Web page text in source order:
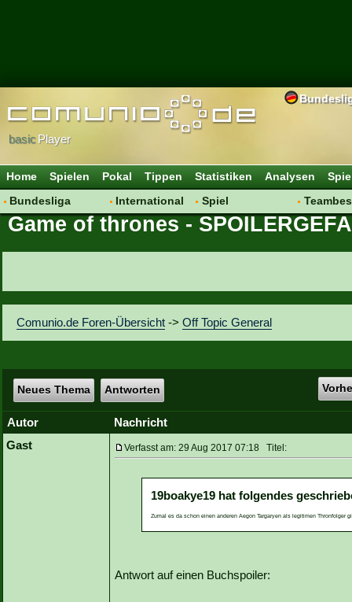
basicPlayer
Home Spielen Pokal Tippen Statistiken Analysen
Bundesliga
Hot News
Vereinsfragen
International
Vereine
Spiel
Regeln & Tipps
Game of thrones -
Comunio.de Foren-Übersicht ->Off Topic General
Neues Thema Antworten
Autor
Nachricht
Gast
Verfasst am: 29 Aug 2017 07:18 Titel:
19boakye19 hat folgendes
Zumal es da schon einen anderen Aegon Targaryen als legitimen Thronfolger
Antwort auf einen Buchspoiler: